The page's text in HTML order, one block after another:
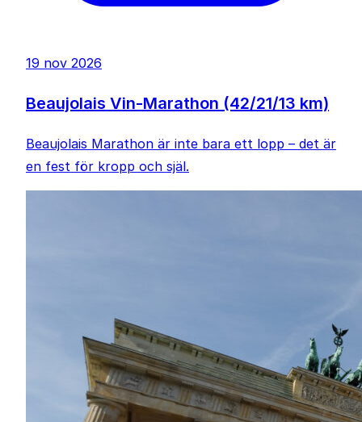
19 nov 2026
Beaujolais Vin-Marathon (42/21/13 km)
Beaujolais Marathon är inte bara ett lopp – det är
en fest för kropp och själ.